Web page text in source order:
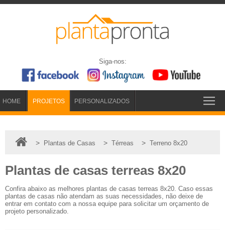
Siga-nos:
HOME PROJETOS PERSONALIZADOS
> Plantas de Casas > Térreas > Terreno 8x20
Plantas de casas terreas 8x20
Confira abaixo as melhores plantas de casas terreas 8x20. Caso essas
plantas de casas não atendam as suas necessidades, não deixe de
entrar em contato com a nossa equipe para solicitar um orçamento de
projeto personalizado.